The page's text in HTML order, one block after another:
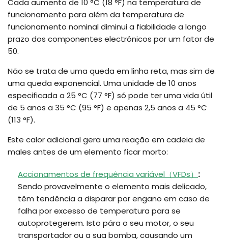
funcionamento para além da temperatura de
funcionamento nominal diminui a fiabilidade a longo
prazo dos componentes electrónicos por um fator de
50.
Não se trata de uma queda em linha reta, mas sim de
uma queda exponencial. Uma unidade de 10 anos
especificada a 25 °C (77 °F) só pode ter uma vida útil
de 5 anos a 35 °C (95 °F) e apenas 2,5 anos a 45 °C
(113 °F).
Este calor adicional gera uma reação em cadeia de
males antes de um elemento ficar morto:
Accionamentos de frequência variável（VFDs） :
Sendo provavelmente o elemento mais delicado,
têm tendência a disparar por engano em caso de
falha por excesso de temperatura para se
autoprotegerem. Isto pára o seu motor, o seu
transportador ou a sua bomba, causando um